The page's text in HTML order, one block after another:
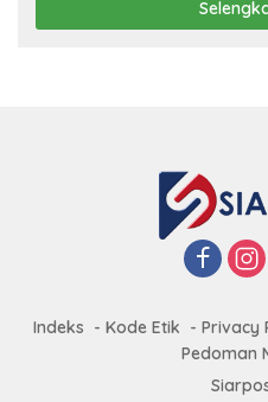
Indeks Kode Etik Privacy
Pedoman